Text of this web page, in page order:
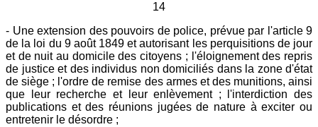
14
- Une extension des pouvoirs de police, prévue par l'article 9
de la loi du 9 août 1849 et autorisant les perquisitions de jour
et de nuit au domicile des citoyens ; l'éloignement des repris
de justice et des individus non domiciliés dans la zone d'état
de siège ; l'ordre de remise des armes et des munitions, ainsi
que leur recherche et leur enlèvement ; l'interdiction des
publications et des réunions jugées de nature à exciter ou
entretenir le désordre ;